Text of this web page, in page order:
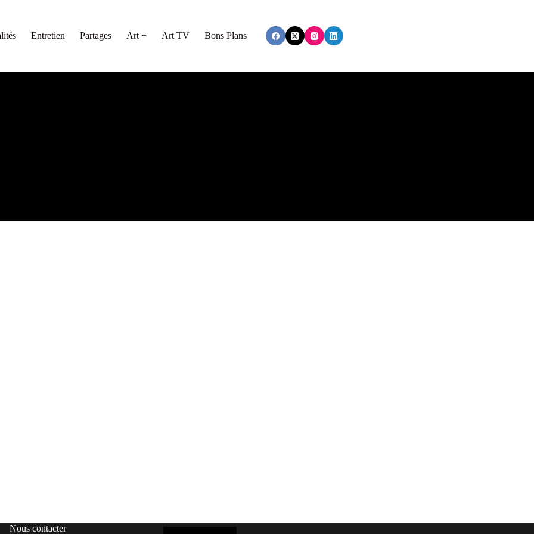
Entretien Partages Art + Art TV Bons Plans
Nous contacter